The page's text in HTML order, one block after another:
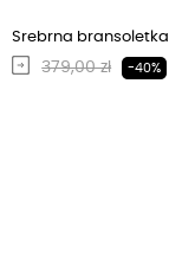
Srebrna bransoletka
Regularna cena
379,00 zł -40%